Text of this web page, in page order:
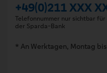
+49(0)211 XXX
Telefonnummer nur sichtbar
der Sparda-Bank
* An Werktagen, Montag